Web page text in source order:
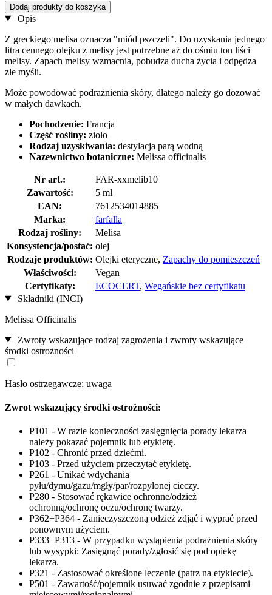
Dodaj produkty do koszyka
Opis
Z greckiego melisa oznacza "miód pszczeli". Do uzyskania jednego
litra cennego olejku z melisy jest potrzebne aż do ośmiu ton liści
melisy. Zapach melisy wzmacnia, pobudza ducha życia i odpędza
złe myśli.
Może powodować podrażnienia skóry, dlatego należy go dozować
w małych dawkach.
Pochodzenie: Francja
Część rośliny: zioło
Rodzaj uzyskiwania: destylacja parą wodną
Nazewnictwo botaniczne: Melissa officinalis
Nr art.:
FAR-xxmelib10
Zawartość:
5 ml
EAN:
7612534014885
Marka:
farfalla
Rodzaj rośliny:
Melisa
Konsystencja/postać: olej
Rodzaje produktów: Olejki eteryczne, Zapachy do pomieszczeń
Właściwości:
Vegan
Certyfikaty:
ECOCERT, Wegańskie bez certyfikatu
Składniki (INCI)
Melissa Officinalis
Zwroty wskazujące rodzaj zagrożenia i zwroty wskazujące
środki ostrożności
Hasło ostrzegawcze: uwaga
Zwrot wskazujący środki ostrożności:
P101 - W razie konieczności zasięgnięcia porady lekarza
należy pokazać pojemnik lub etykietę.
P102 - Chronić przed dziećmi.
P103 - Przed użyciem przeczytać etykietę.
P261 - Unikać wdychania
pyłu/dymu/gazu/mgły/par/rozpylonej cieczy.
P280 - Stosować rękawice ochronne/odzież
ochronną/ochronę oczu/ochronę twarzy.
P362+P364 - Zanieczyszczoną odzież zdjąć i wyprać przed
ponownym użyciem.
P333+P313 - W przypadku wystąpienia podrażnienia skóry
lub wysypki: Zasięgnąć porady/zgłosić się pod opiekę
lekarza.
P321 - Zastosować określone leczenie (patrz na etykiecie).
P501 - Zawartość/pojemnik usuwać zgodnie z przepisami